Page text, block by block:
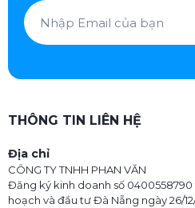
THÔNG TIN LIÊN HỆ
Địa chỉ
CÔNG TY TNHH PHAN VĂN
Đăng ký kinh doanh số
hoạch và đầu tư Đà Nẵng ngày 26/